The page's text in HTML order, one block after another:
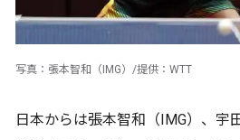
写真：張本智和（IMG）/提供：WTT
日本からは張本智和（IMG）、宇